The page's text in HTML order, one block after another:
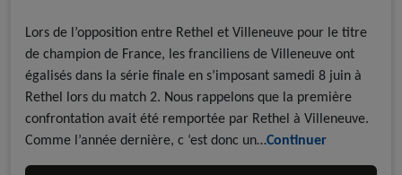
Lors de l’opposition entre Rethel et Villeneuve pour le titre
de champion de France, les franciliens de Villeneuve ont
égalisés dans la série finale en s’imposant samedi 8 juin à
Rethel lors du match 2. Nous rappelons que la première
confrontation avait été remportée par Rethel à Villeneuve.
Comme l’année dernière, c ‘est donc un…Continuer